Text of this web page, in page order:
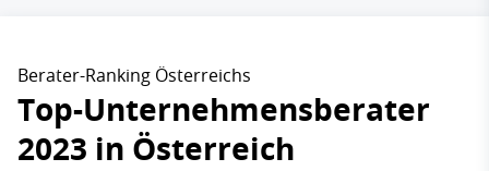
Berater-Ranking Österreichs
Top-Unternehmensberater
2023 in Österreich